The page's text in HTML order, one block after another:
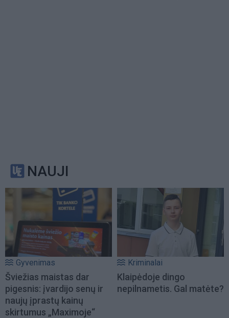
NAUJI
Gyvenimas
Šviežias maistas dar
pigesnis: įvardijo senų ir
naujų įprastų kainų
skirtumus „Maximoje“
Kriminalai
Klaipėdoje dingo
nepilnametis. Gal matėte?